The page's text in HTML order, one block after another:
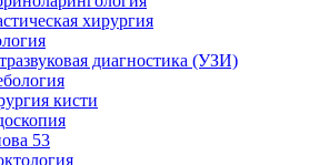
хирургия
диагностика (УЗИ)
кисти
53